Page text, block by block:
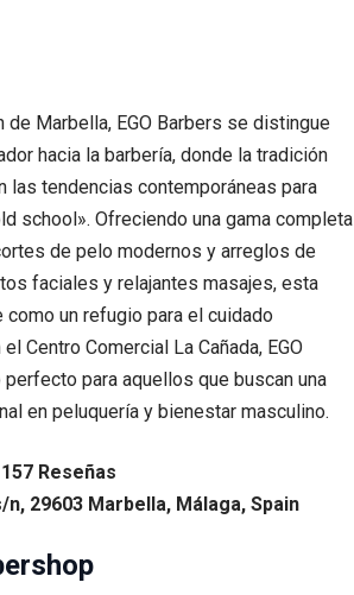
de Marbella, EGO Barbers se distingue
hacia la barbería, donde la tradición
las tendencias contemporáneas para
school». Ofreciendo una gama completa
de pelo modernos y arreglos de
faciales y relajantes masajes, esta
un refugio para el cuidado
Centro Comercial La Cañada, EGO
para aquellos que buscan una
en peluquería y bienestar masculino.
Reseñas
n, 29603 Marbella, Málaga, Spain